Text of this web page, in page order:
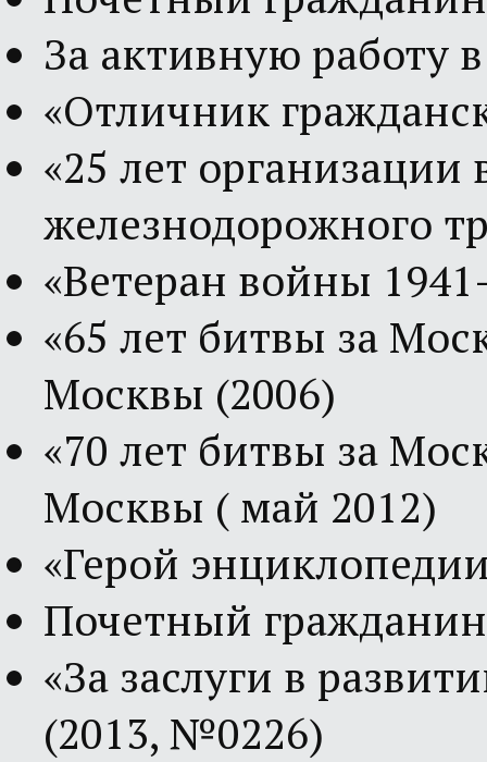
За активную работу
«Отличник
«25 лет
железнодорожного
«Ветеран войны
«65 лет битвы за
Москвы (2006)
«70 лет битвы за
Москвы ( май 2012)
«Герой
Почетный
«За заслуги в
(2013, №0226)